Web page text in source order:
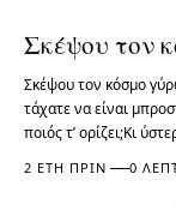
Σκέψου τον
Σκέψου τον κόσμο
τάχατε να είναι
ποιός τ’ ορίζει;Κι
2 ΈΤΗ ΠΡΙΝ 0